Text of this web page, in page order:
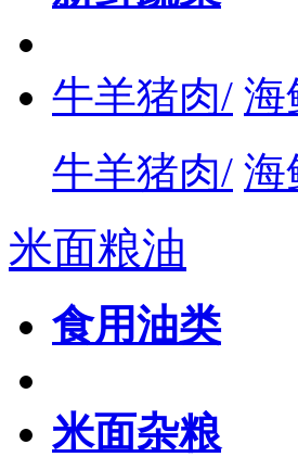
牛羊猪肉/ 海
牛羊猪肉/ 海
米面粮油
食用油类
米面杂粮